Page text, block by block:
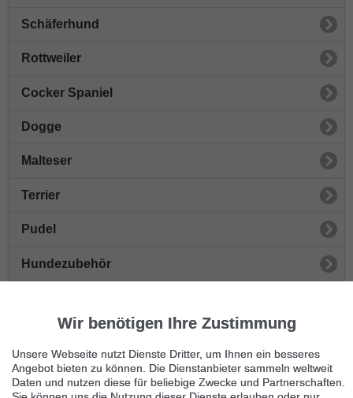
Schäferhund
Rottweiler
Cocker Spaniel
Dogge
Malteser
Terrier
Pudel
Hundezubehör
Hunderassen
Hunde in Not
Wir benötigen Ihre Zustimmung
Unsere Webseite nutzt Dienste Dritter, um Ihnen ein besseres
Angebot bieten zu können. Die Dienstanbieter sammeln weltweit
Daten und nutzen diese für beliebige Zwecke und Partnerschaften.